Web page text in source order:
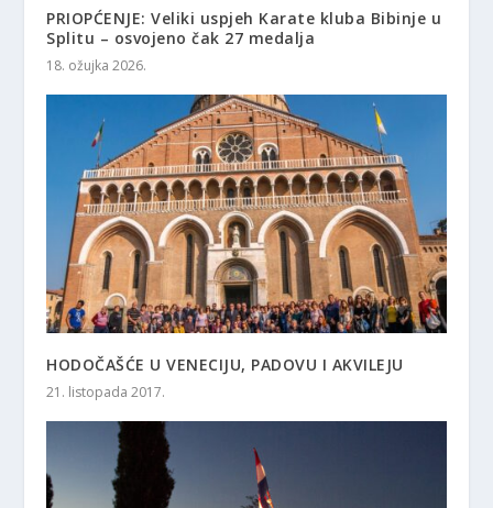
PRIOPĆENJE: Veliki uspjeh Karate kluba Bibinje u
Splitu – osvojeno čak 27 medalja
18. ožujka 2026.
HODOČAŠĆE U VENECIJU, PADOVU I AKVILEJU
21. listopada 2017.